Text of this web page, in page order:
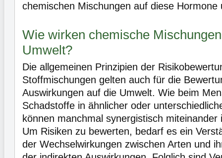
chemischen Mischungen auf diese Hormone
Wie wirken chemische
Umwelt?
Die allgemeinen Prinzipien der
Stoffmischungen gelten auch für die
Auswirkungen auf die Umwelt. Wie beim
Schadstoffe in ähnlicher oder
können manchmal synergistisch
Um Risiken zu bewerten, bedarf es ein
der Wechselwirkungen zwischen Arten und